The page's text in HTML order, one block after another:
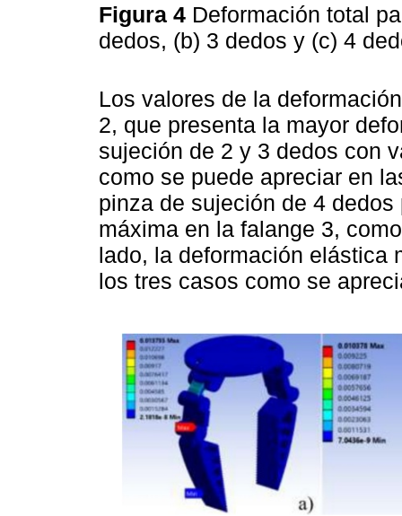
Figura 4 Deformación total
dedos, (b) 3 dedos y (c) 4
Los valores de la
2, que presenta la mayor
sujeción de 2 y 3 dedos con
como se puede apreciar en
pinza de sujeción de 4
máxima en la falange 3,
lado, la deformación elástica
los tres casos como se